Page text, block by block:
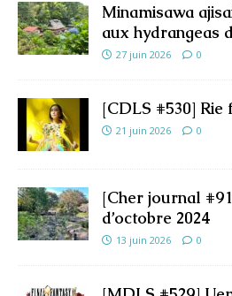
Minamisawa
aux hydrangeas
27 juin 2026 0
[CDLS #530] Rie
21 juin 2026 0
[Cher journal
d’octobre 2024
13 juin 2026 0